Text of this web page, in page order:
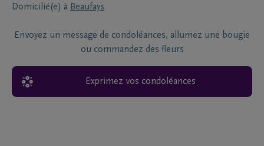
Domicilié(e) à Beaufays
Envoyez un message de condoléances, allumez une bougie
ou commandez des fleurs
Exprimez vos condoléances